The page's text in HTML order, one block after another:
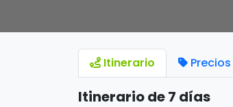
Itinerario Precios
Itinerario de 7 días